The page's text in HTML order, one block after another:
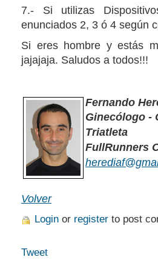
7.- Si utilizas
enunciados 2, 3 ó 4 según
Si eres hombre y estás
jajajaja. Saludos a todos!!!
Fernando
Ginecólogo -
Triatleta
FullRunners
Volver
Login or register to post
Tweet